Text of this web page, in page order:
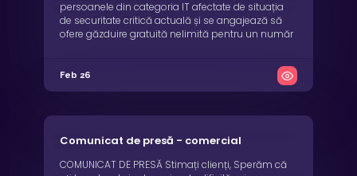
persoanele din categoria IT afectate de situația
de securitate critică actuală și se angajează să
ofere găzduire gratuită nelimită pentru un număr
activează în domeniul IT pe un termen
Feb 26
Comunicat de presă - comercial
COMUNICAT DE PRESĂ Stimați clienți, Sperăm că